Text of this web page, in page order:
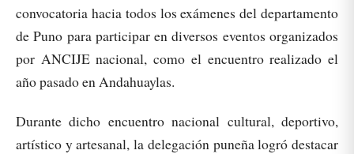
convocatoria hacia todos los exámenes del departamento
de Puno para participar en diversos eventos organizados
por ANCIJE nacional, como el encuentro realizado el
año pasado en Andahuaylas.
Durante dicho encuentro nacional cultural, deportivo,
artístico y artesanal, la delegación puneña logró destacar